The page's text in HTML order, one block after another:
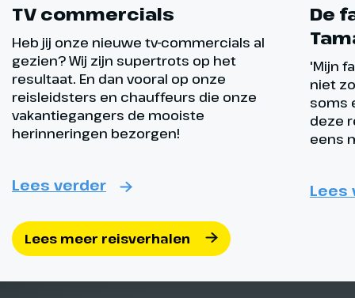
TV commercials
Heb jij onze nieuwe tv-commercials al
gezien? Wij zijn supertrots op het
resultaat. En dan vooral op onze
reisleidsters en chauffeurs die onze
vakantiegangers de mooiste
herinneringen bezorgen!
Lees verder
De
'Mijn
niet
soms
deze
eens
Lees
Lees meer reisverhalen